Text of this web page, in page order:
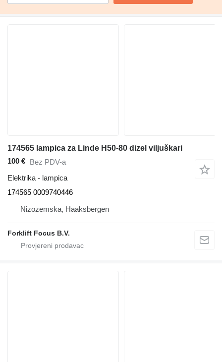
174565 lampica za Linde H50-80 dizel viljuškari
100 € Bez PDV-a
Elektrika - lampica
174565 0009740446
Nizozemska, Haaksbergen
Forklift Focus B.V.